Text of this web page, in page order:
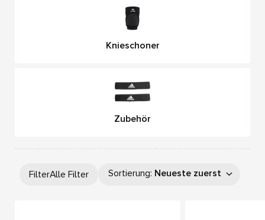
Knieschoner
Zubehör
FilterAlle Filter Sortierung: Neueste zuerst